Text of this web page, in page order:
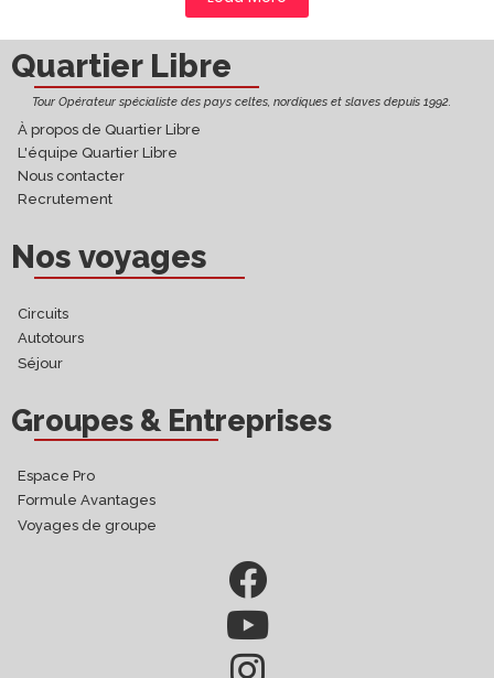
Quartier Libre
Tour Opérateur spécialiste des pays celtes, nordiques et slaves depuis 1992.
À propos de Quartier Libre
L'équipe Quartier Libre
Nous contacter
Recrutement
Nos voyages
Circuits
Autotours
Séjour
Groupes & Entreprises
Espace Pro
Formule Avantages
Voyages de groupe